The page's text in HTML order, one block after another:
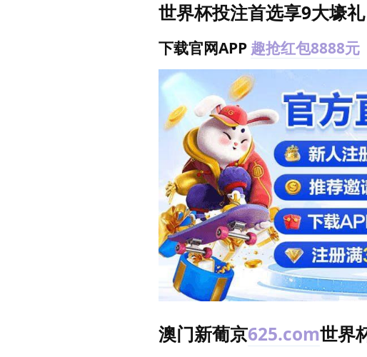
世界杯投注首选享9大壕礼
下载官网APP 趣抢红包8888元
澳门新葡京625.com世界